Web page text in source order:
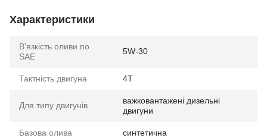
Характеристики
В'язкість оливи по
SAE
5W-30
Тактність двигуна 4T
Для типу двигунів
важковантажені дизельні
двигуни
Базова олива синтетична